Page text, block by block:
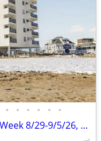
• • • • • •
Seawatch Oceanfront Condo, Last Week 8/29-9/5/26, WINTER RENTALS TOO!